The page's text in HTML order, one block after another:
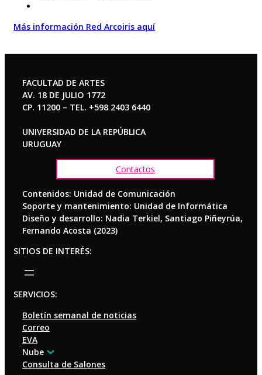
Más información Red Arcoiris aquí
FACULTAD DE ARTES
AV. 18 DE JULIO 1772
CP. 11200 – TEL. +598 2403 6440
UNIVERSIDAD DE LA REPÚBLICA
URUGUAY
Contactos
Contenidos: Unidad de Comunicación
Soporte y mantenimiento: Unidad de Informática
Diseño y desarrollo: Nadia Terkiel, Santiago Piñeyrúa,
Fernando Acosta (2023)
SITIOS DE INTERÉS:
SERVICIOS:
Boletín semanal de noticias
Correo
EVA
Nube
Consulta de Salones